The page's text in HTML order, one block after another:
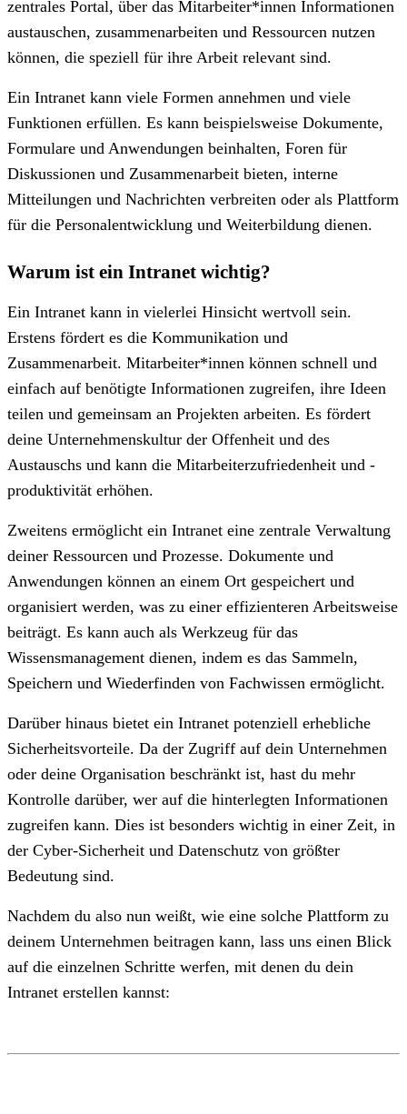
zentrales Portal, über das Mitarbeiter*innen Informationen
austauschen, zusammenarbeiten und Ressourcen nutzen
können, die speziell für ihre Arbeit relevant sind.
Ein Intranet kann viele Formen annehmen und viele
Funktionen erfüllen. Es kann beispielsweise Dokumente,
Formulare und Anwendungen beinhalten, Foren für
Diskussionen und Zusammenarbeit bieten, interne
Mitteilungen und Nachrichten verbreiten oder als Plattform
für die Personalentwicklung und Weiterbildung dienen.
Warum ist ein Intranet wichtig?
Ein Intranet kann in vielerlei Hinsicht wertvoll sein.
Erstens fördert es die Kommunikation und
Zusammenarbeit. Mitarbeiter*innen können schnell und
einfach auf benötigte Informationen zugreifen, ihre Ideen
teilen und gemeinsam an Projekten arbeiten. Es fördert
deine Unternehmenskultur der Offenheit und des
Austauschs und kann die Mitarbeiterzufriedenheit und -
produktivität erhöhen.
Zweitens ermöglicht ein Intranet eine zentrale Verwaltung
deiner Ressourcen und Prozesse. Dokumente und
Anwendungen können an einem Ort gespeichert und
organisiert werden, was zu einer effizienteren Arbeitsweise
beiträgt. Es kann auch als Werkzeug für das
Wissensmanagement dienen, indem es das Sammeln,
Speichern und Wiederfinden von Fachwissen ermöglicht.
Darüber hinaus bietet ein Intranet potenziell erhebliche
Sicherheitsvorteile. Da der Zugriff auf dein Unternehmen
oder deine Organisation beschränkt ist, hast du mehr
Kontrolle darüber, wer auf die hinterlegten Informationen
zugreifen kann. Dies ist besonders wichtig in einer Zeit, in
der Cyber-Sicherheit und Datenschutz von größter
Bedeutung sind.
Nachdem du also nun weißt, wie eine solche Plattform zu
deinem Unternehmen beitragen kann, lass uns einen Blick
auf die einzelnen Schritte werfen, mit denen du dein
Intranet erstellen kannst: